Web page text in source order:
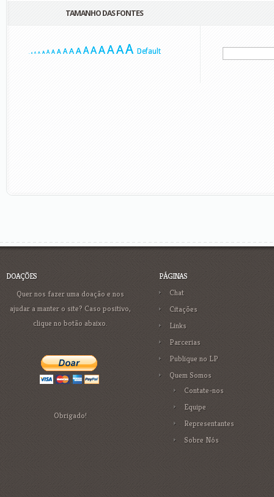
TAMANHO DAS FONTES
A A A A A A A A A A AAAAAAA Default
DOAÇÕES
Quer nos fazer uma doação e nos
ajudar a manter o site? Caso positivo,
clique no botão abaixo.
Obrigado!
PÁGINAS
Chat
Citações
Links
Parcerias
Publique no LP
Quem Somos
Contate-nos
Equipe
Representantes
Sobre Nós